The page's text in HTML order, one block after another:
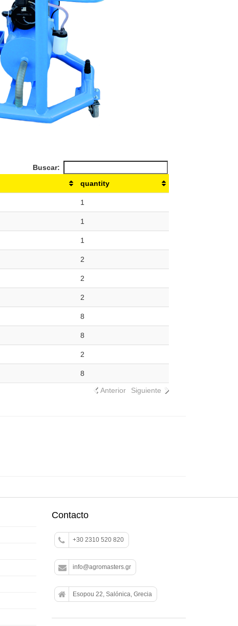
Buscar:
quantity
1
1
1
2
2
2
8
8
2
8
Anterior Siguiente
Contacto
+30 2310 520 820
info@agromasters.gr
Esopou 22, Salónica, Grecia